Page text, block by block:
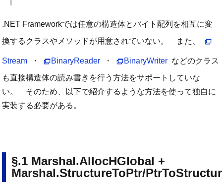
.NET Frameworkでは任意の構造体とバイト配列を相互に変
換するクラスやメソッドが用意されていない。 また、
Stream ・ BinaryReader ・ BinaryWriter などのクラス
も直接構造体の読み書きを行う方法をサポートしていな
い。 そのため、以下で紹介するような方法を使って独自に
実装する必要がある。
Marshal.AllocHGlobal +
Marshal.StructureToPtr/